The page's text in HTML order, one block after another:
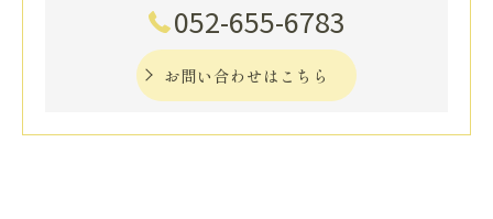
052-655-6783
お問い合わせはこちら